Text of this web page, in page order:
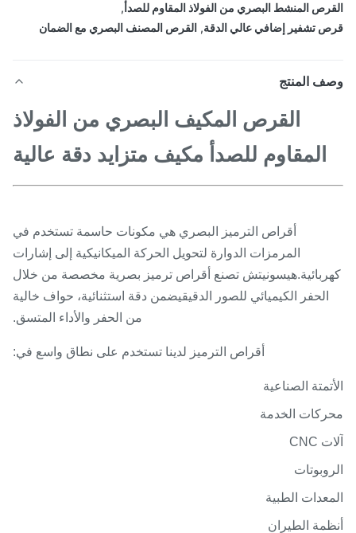
المنشط البصري من الفولاذ المقاوم للصدأ ,
تشفير إضافي عالي الدقة ,القرص المصنف البصري مع الضمان
المنتج
القرص المكيف البصري من الفولاذ
المقاوم للصدأ مكيف متزايد دقة عالية
أقراص الترميز البصري هي مكونات حاسمة تستخدم في
المرمزات الدوارة لتحويل الحركة الميكانيكية إلى إشارات
تصنع أقراص ترميز بصرية مخصصة من خلال
الحفر الكيميائي للصور الدقيقيضمن دقة استثنائية، حواف خالية
من الحفر والأداء المتسق.
أقراص الترميز لدينا تستخدم على نطاق واسع في:
الصناعية
الخدمة
الطبية
الطيران